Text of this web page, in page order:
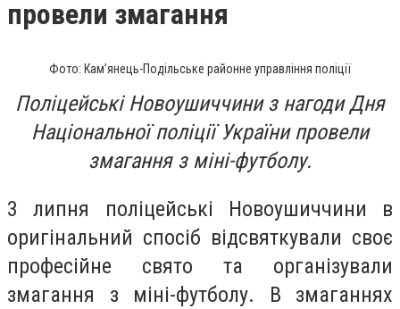
провели змагання
Фото: Кам’янець-Подільське районне управління поліції
Поліцейські Новоушиччини з нагоди Дня
Національної поліції України провели
змагання з міні-футболу.
3 липня поліцейські Новоушиччини в
оригінальний спосіб відсвяткували своє
професійне свято та організували
змагання з міні-футболу. В змаганнях